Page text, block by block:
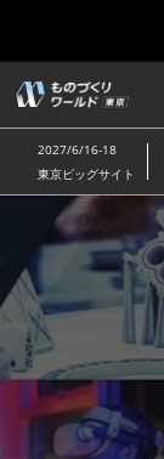
プ
し
進
to
close
the
2027/6/16-18
東京ビッグサイト
も
の
づ